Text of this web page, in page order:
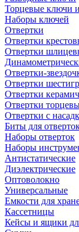
Торцевые ключи
Наборы ключей
Отвертки
Отвертки
Отвертки
Отвертки-
Отвертки
Отвертки
Отвертки
Отвертки с
Биты для
Наборы отверток
Наборы
Антистатические
Диэлектрические
Оптоволокно
Универсальные
Емкости для
Кассетницы
Кейсы и ящики